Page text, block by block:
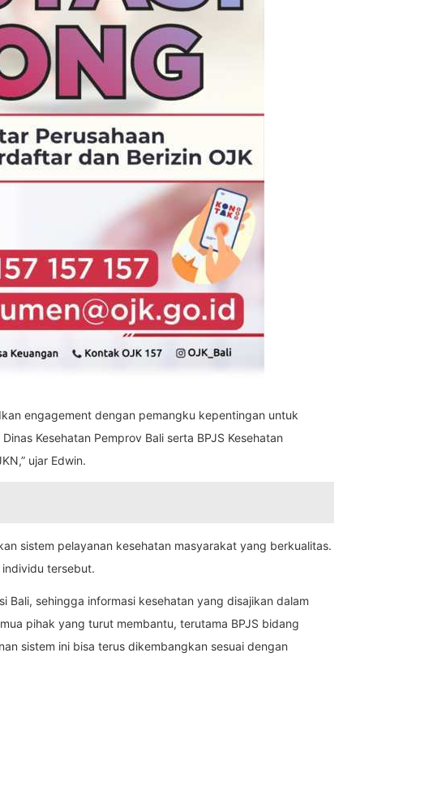
engagement dengan pemangku kepentingan untuk
Kesehatan Pemprov Bali serta BPJS Kesehatan
ujar Edwin.
sistem pelayanan kesehatan masyarakat yang berkualitas.
tersebut.
Bali, sehingga informasi kesehatan yang disajikan dalam
pihak yang turut membantu, terutama BPJS bidang
sistem ini bisa terus dikembangkan sesuai dengan